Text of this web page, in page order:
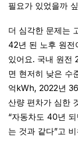
필요가 있었을까
더 심각한 문제는
42년 된 노후 원
있어요. 국내 원전
면 현저히 낮은 수
억kWh, 2022년
산량 편차가 심한
“자동차도 40년
는 것과 같다”고